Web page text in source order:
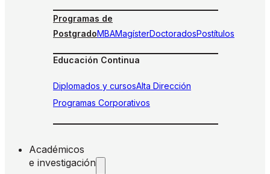
Programas de
PostgradoMBAMagísterDoctoradosPostítulos
Educación Continua
Diplomados y cursosAlta Dirección
Programas Corporativos
Académicos
e investigación